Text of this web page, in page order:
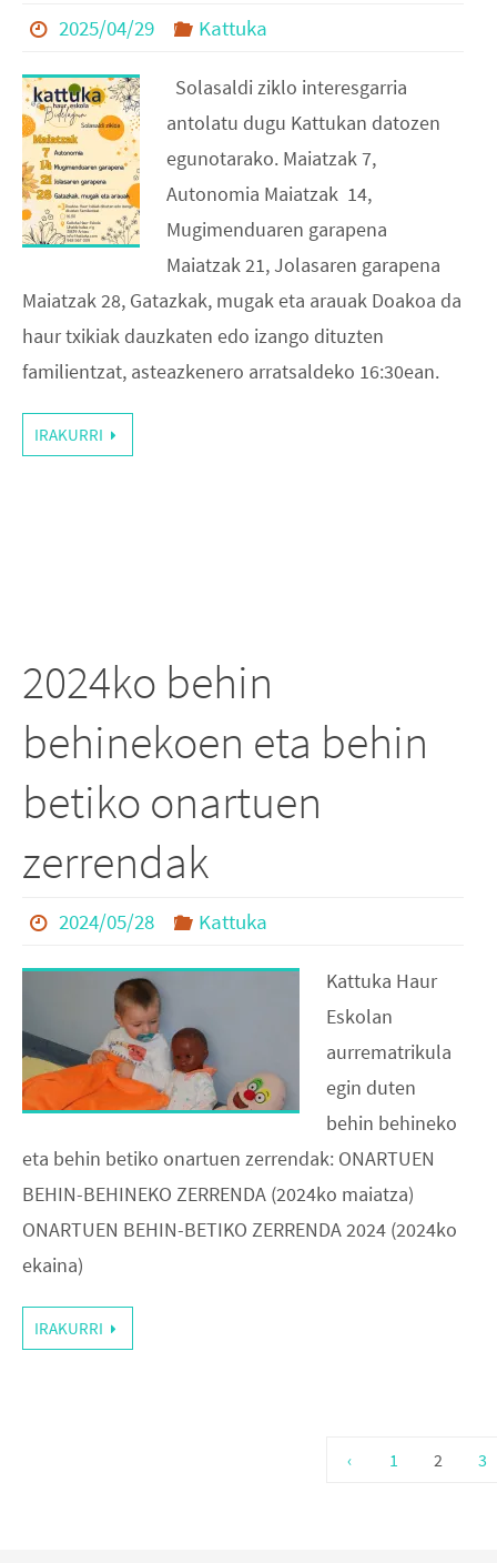
2025/04/29 Kattuka
Solasaldi ziklo interesgarria
antolatu dugu Kattukan datozen
egunotarako. Maiatzak 7,
Autonomia Maiatzak 14,
Mugimenduaren garapena
Maiatzak 21, Jolasaren garapena
Maiatzak 28, Gatazkak, mugak eta arauak Doakoa da
haur txikiak dauzkaten edo izango dituzten
familientzat, asteazkenero arratsaldeko 16:30ean.
IRAKURRI
2024ko behin
behinekoen eta behin
betiko onartuen
zerrendak
2024/05/28 Kattuka
Kattuka Haur
Eskolan
aurrematrikula
egin duten
behin behineko
eta behin betiko onartuen zerrendak: ONARTUEN
BEHIN-BEHINEKO ZERRENDA (2024ko maiatza)
ONARTUEN BEHIN-BETIKO ZERRENDA 2024 (2024ko
ekaina)
IRAKURRI
‹ 1 2 3